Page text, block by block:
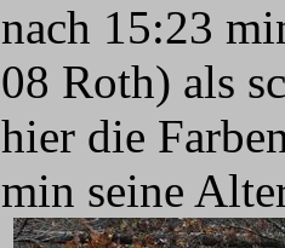
nach 15:23
08 Roth) als
hier die
min seine